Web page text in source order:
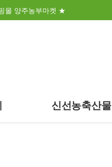
몰 양주농부마켓 ★
리 신선농축산물